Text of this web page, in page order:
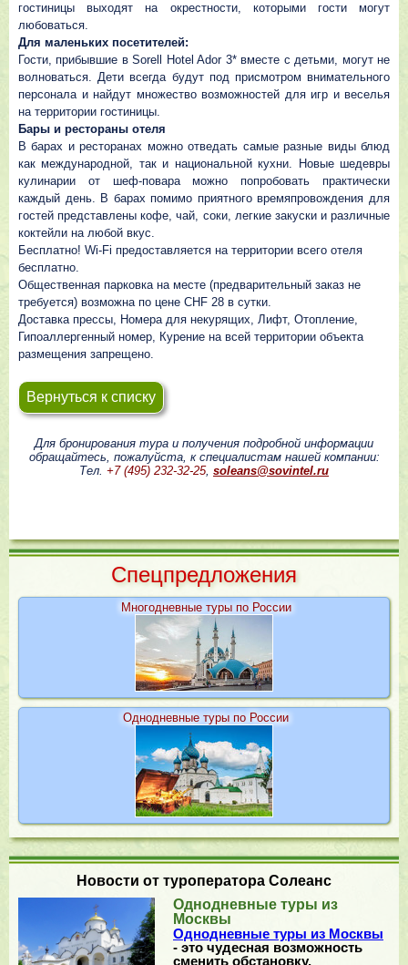
гостиницы выходят на окрестности, которыми гости могут
любоваться.
Для маленьких посетителей:
Гости, прибывшие в Sorell Hotel Ador 3* вместе с детьми, могут не
волноваться. Дети всегда будут под присмотром внимательного
персонала и найдут множество возможностей для игр и веселья
на территории гостиницы.
Бары и рестораны отеля
В барах и ресторанах можно отведать самые разные виды блюд
как международной, так и национальной кухни. Новые шедевры
кулинарии от шеф-повара можно попробовать практически
каждый день. В барах помимо приятного времяпровождения для
гостей представлены кофе, чай, соки, легкие закуски и различные
коктейли на любой вкус.
Бесплатно! Wi-Fi предоставляется на территории всего отеля
бесплатно.
Общественная парковка на месте (предварительный заказ не
требуется) возможна по цене CHF 28 в сутки.
Доставка прессы, Номера для некурящих, Лифт, Отопление,
Гипоаллергенный номер, Курение на всей территории объекта
размещения запрещено.
Вернуться к списку
Для бронирования тура и получения подробной информации
обращайтесь, пожалуйста, к специалистам нашей компании:
Тел. +7 (495) 232-32-25, soleans@sovintel.ru
Cпецпредложения
Многодневные туры по России
Однодневные туры по России
Новости от туроператора Солеанс
Однодневные туры из
Москвы
Однодневные туры из Москвы
- это чудесная возможность
сменить обстановку,